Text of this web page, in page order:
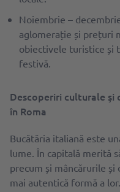
Noiembrie –
aglomerație și prețuri
obiectivele turistice și
festivă.
Descoperiri culturale şi
în Roma
Bucătăria italiană este
lume. În capitală merită
precum și mâncărurile
mai autentică formă a lor.